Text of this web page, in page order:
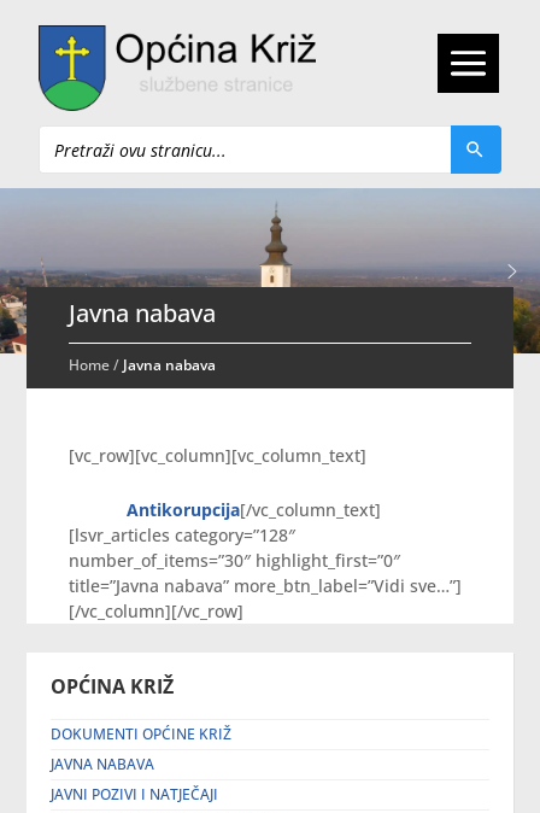
Pretraži
OPĆINA KRIŽ
DOKUMENTI OPĆINE KRIŽ
JAVNA NABAVA
JAVNI POZIVI I NATJEČAJI
Javna nabava
Home/ Javna nabava
[vc_row][vc_column][vc_column_text]
Antikorupcija[/vc_column_text]
[lsvr_articles category=”128″
number_of_items=”30″ highlight_first=”0″
title=”Javna nabava” more_btn_label=”Vidi sve…”]
[/vc_column][/vc_row]